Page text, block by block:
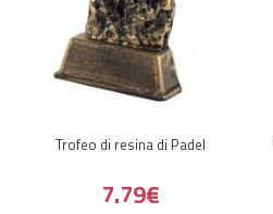
Trofeo di resina di Padel
7.79€